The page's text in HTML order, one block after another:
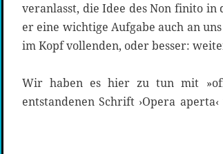
veranlasst, die Idee des Non finito
er eine wichtige Aufgabe auch an
im Kopf vollenden, oder besser:
Wir haben es hier zu tun mit
entstandenen Schrift ›Opera